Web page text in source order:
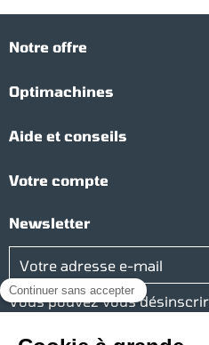
Notre offre
Optimachines
Aide et conseils
Votre compte
Newsletter
Vous pouvez vous
les conditions d'utilisation du